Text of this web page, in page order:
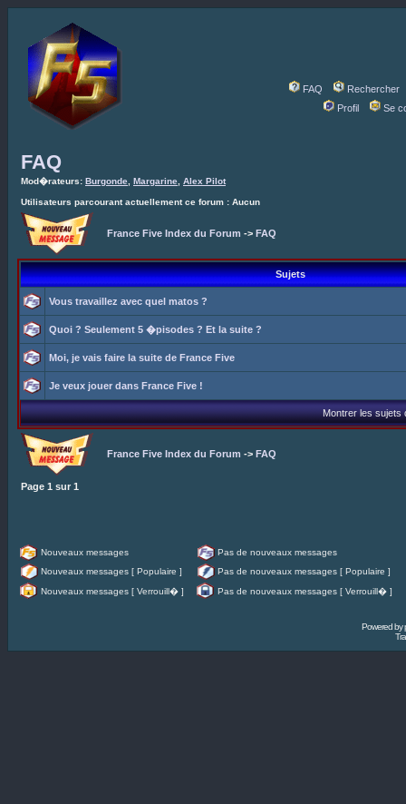
FAQ
Rechercher
Profil
Se
FAQ
Mod�rateurs: Burgonde Margarine Alex Pilot
Utilisateurs parcourant actuellement ce forum : Aucun
France Five Index du Forum -> FAQ
Sujets
Vous travaillez avec quel matos ?
Quoi ? Seulement 5 �pisodes ? Et la suite ?
Moi, je vais faire la suite de France Five
Je veux jouer dans France Five !
Montrer les sujets
France Five Index du Forum -> FAQ
Page 1 sur 1
Nouveaux messages
Pas de nouveaux messages
Nouveaux messages [ Populaire ]
Pas de nouveaux messages [ Populaire ]
Nouveaux messages [ Verrouill� ]
Pas de nouveaux messages [ Verrouill� ]
Powered by